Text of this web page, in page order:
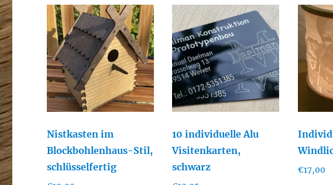
Nistkasten im
Blockbohlenhaus-Stil,
schlüsselfertig
10 individuelle Alu
Visitenkarten,
schwarz
€17,00